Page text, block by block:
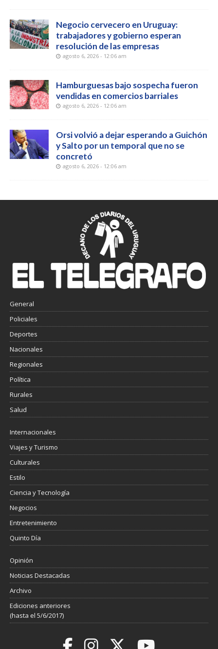
Negocio cervecero en Uruguay:
trabajadores y gobierno esperan
resolución de las empresas
agosto 6, 2026 - 12:06 am
Hamburguesas bajo sospecha fueron
vendidas en comercios barriales
agosto 6, 2026 - 12:06 am
Orsi volvió a dejar esperando a Guichón
y Salto por un temporal que no se
concretó
agosto 6, 2026 - 12:06 am
General
Policiales
Deportes
Nacionales
Regionales
Política
Rurales
Salud
Internacionales
Viajes y Turismo
Culturales
Estilo
Ciencia y Tecnología
Negocios
Entretenimiento
Quinto Día
Opinión
Noticias Destacadas
Archivo
Ediciones anteriores
(hasta el 5/6/2017)